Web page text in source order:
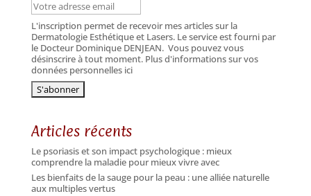
L'inscription permet de recevoir mes articles sur la
Dermatologie Esthétique et Lasers. Le service est fourni par
le Docteur Dominique DENJEAN. Vous pouvez vous
désinscrire à tout moment. Plus d'informations sur vos
données personnelles ici
Articles récents
Le psoriasis et son impact psychologique : mieux
comprendre la maladie pour mieux vivre avec
Les bienfaits de la sauge pour la peau : une alliée naturelle
aux multiples vertus